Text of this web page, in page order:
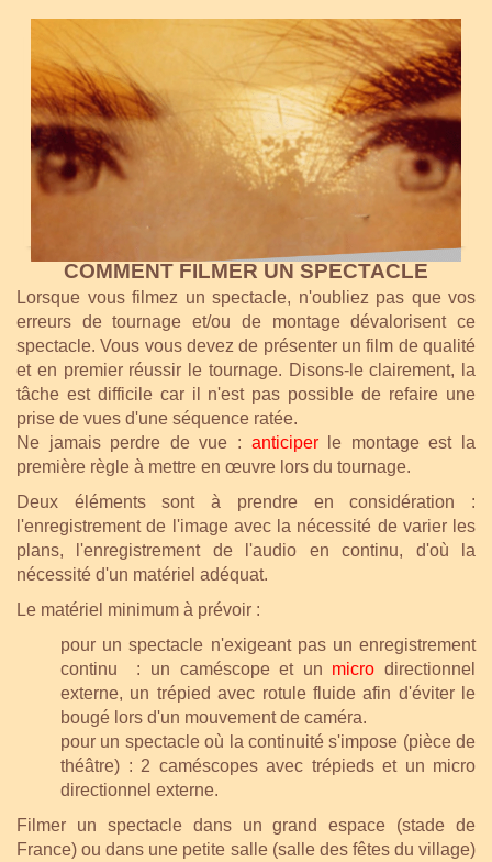
COMMENT FILMER UN SPECTACLE
Lorsque vous filmez un spectacle, n'oubliez pas que vos
erreurs de tournage et/ou de montage dévalorisent ce
spectacle. Vous vous devez de présenter un film de qualité
et en premier réussir le tournage. Disons-le clairement, la
tâche est difficile car il n'est pas possible de refaire une
prise de vues d'une séquence ratée.
Ne jamais perdre de vue : anticiperle montage est la
première règle à mettre en œuvre lors du tournage.
Deux éléments sont à prendre en considération :
l'enregistrement de l'image avec la nécessité de varier les
plans, l'enregistrement de l'audio en continu, d'où la
nécessité d'un matériel adéquat.
Le matériel minimum à prévoir :
pour un spectacle n'exigeant pas un enregistrement
continu : un caméscope et un micro directionnel
externe, un trépied avec rotule fluide afin d'éviter le
bougé lors d'un mouvement de caméra.
pour un spectacle où la continuité s'impose (pièce de
théâtre) : 2 caméscopes avec trépieds et un micro
directionnel externe.
Filmer un spectacle dans un grand espace (stade de
France) ou dans une petite salle (salle des fêtes du village)